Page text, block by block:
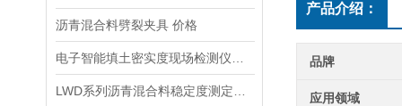
沥青混合料劈裂夹具 价格
产品介绍：
品牌
应用领域